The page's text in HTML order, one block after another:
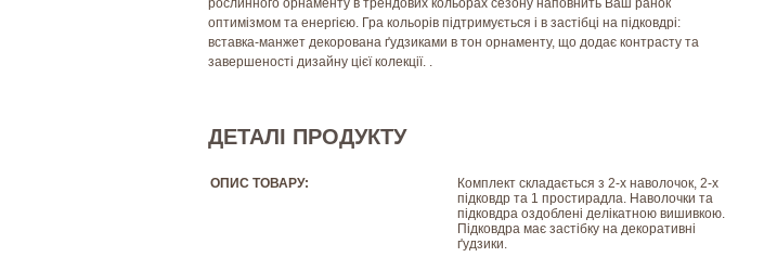
рослинного орнаменту в трендових кольорах сезону наповнить Ваш ранок
оптимізмом та енергією. Гра кольорів підтримується і в застібці на підковдрі:
вставка-манжет декорована ґудзиками в тон орнаменту, що додає контрасту та
завершеності дизайну цієї колекції. .
ДЕТАЛІ ПРОДУКТУ
ОПИС ТОВАРУ:
Комплект складається з 2-х наволочок, 2-х
підковдр та 1 простирадла. Наволочки та
підковдра оздоблені делікатною вишивкою.
Підковдра має застібку на декоративні
ґудзики.